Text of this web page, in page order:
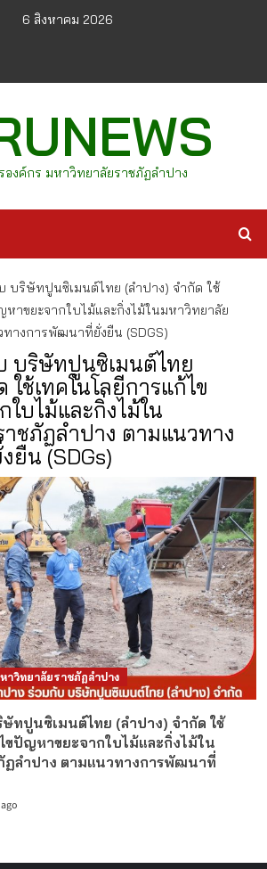
6 สิงหาคม 2026
องค์กร มหาวิทยาลัยราชภัฏลำปาง
บริษัทปูนซิเมนต์ไทย (ลำปาง) จำกัด ใช้
หาขยะจากใบไม้และกิ่งไม้ในมหาวิทยาลัย
างการพัฒนาที่ยั่งยืน (SDGS)
บริษัทปูนซิเมนต์ไทย
ใช้เทคโนโลยีการแก้ไข
บไม้และกิ่งไม้ใน
ชภัฏลำปาง ตามแนวทาง
น (SDGs)
าวิทยาลัยราชภัฏลำปาง
ทปูนซิเมนต์ไทย (ลำปาง) จำกัด ใช้
ขปัญหาขยะจากใบไม้และกิ่งไม้ใน
ฏลำปาง ตามแนวทางการพัฒนาที่